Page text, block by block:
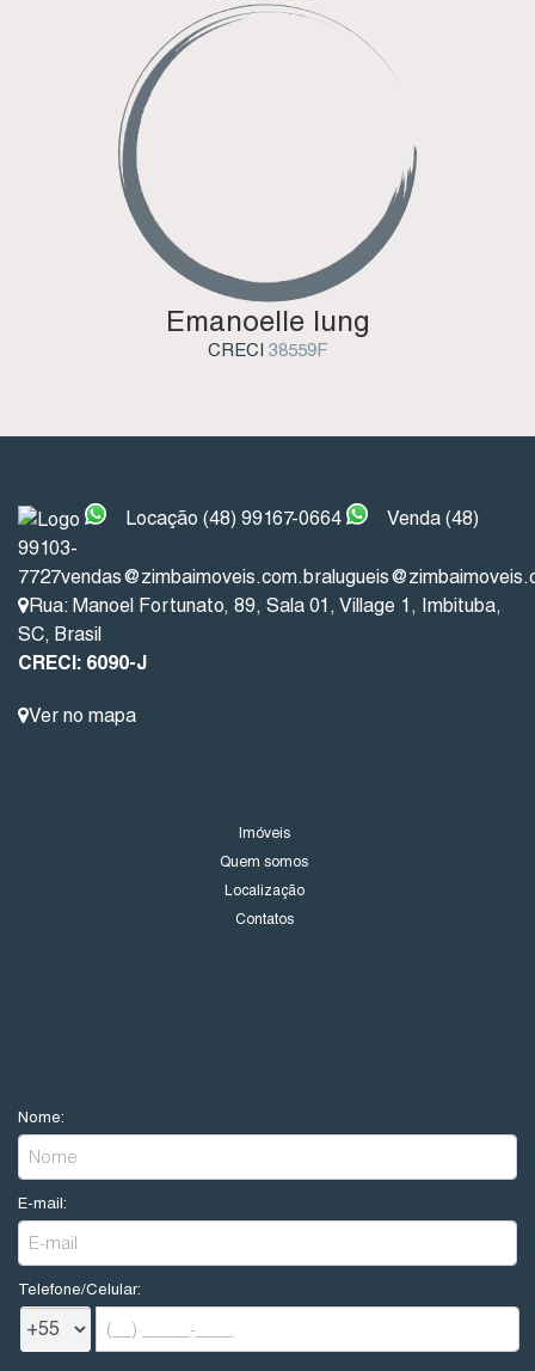
Emanoelle Iung
CRECI 38559F
Locação (48) 99167-0664
Venda (48)
99103-
7727vendas@zimbaimoveis.com.br
Rua: Manoel Fortunato, 89, Sala 01, Village 1, Imbituba,
SC, Brasil
CRECI: 6090-J
Ver no mapa
Imóveis
Quem somos
Localização
Contatos
Nome:
E-mail:
Telefone/Celular: